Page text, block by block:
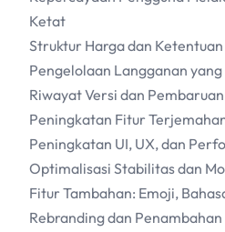
Ketat
Struktur Harga dan
Pengelolaan Langganan
Riwayat Versi dan
Peningkatan Fitur
Peningkatan UI, UX, dan
Optimalisasi Stabilitas dan
Fitur Tambahan: Emoji,
Rebranding dan